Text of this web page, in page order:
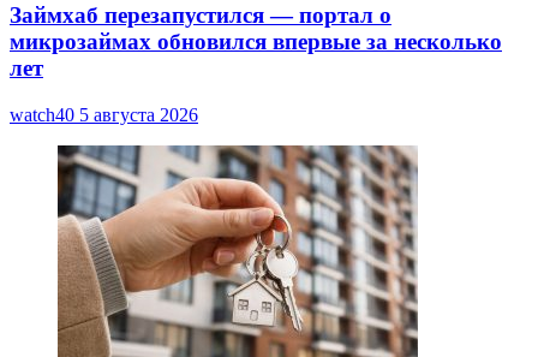
Займхаб перезапустился — портал о
микрозаймах обновился впервые за несколько
лет
watch40 5 августа 2026